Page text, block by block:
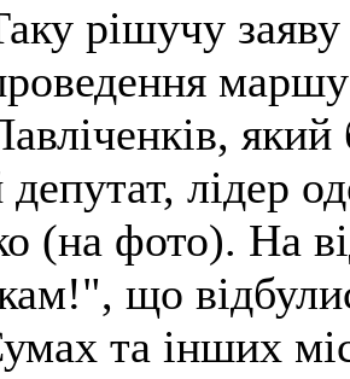
рішучу
лідер
(на фото). На
що
та інших